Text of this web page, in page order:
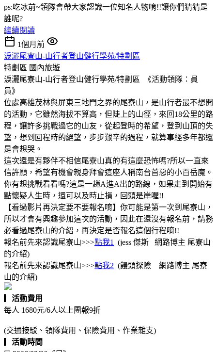
ps:吃冰前~領隊會帶大家認識一位知名人物唷!!讓你們猜猜是
誰呢?
繼續閱讀
1個月前
淚灑尾寮山-山行者登山健行學苑/特劃區
特劃區 國內旅遊
淚灑尾寮山-山行者登山健行學苑/特劃區 《活動領隊：員
員》
位處高雄茂林與屏東三地門之界的尾寮山，是山行者最不想開
的活動，它雖然海拔不算高，但陡上的山徑，來回18公里的路
程，讓許多挑戰過它的山友，從起登時的希望，登到山頂的失
望，想到回程時的絕望，步步艱辛的過程，就算事經多年都還
是會想哭。
這次還是有夥伴不相信尾寮山真的有這麼恐怖嗎?所以一直來
信許願，希望有機會親身拜會這座人稱南台首惡的小百岳魔。
你有想挑戰看看嗎?這是一趟A進A出的路線，如果走到開始有
點懷疑人生時，還可以及時止損，回頭是岸喔!!
【看過影片再決定要不要報名唷】你可能是第一次到尾寮山，
所以才會有興趣參加這次的活動，因此在還沒有報名前，請務
必看過尾寮山的介紹，再決定是否報名這個行程唷!!
報名前先來認識尾寮山>>>點我1
(jess 傑斯 網路博主 尾寮山
的介紹)
報名前先來認識尾寮山>>>點我2 (饅頭探險 網路博主 尾寮
山的介紹)
活動費用
每人 1680元/6人以上團報9折
(交通接駁、領隊費用、保險費用、作業雜支)
活動時間